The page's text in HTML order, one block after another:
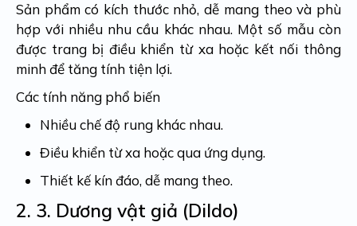
Sản phẩm có kích thước nhỏ, dễ mang theo và phù
hợp với nhiều nhu cầu khác nhau. Một số mẫu còn
được trang bị điều khiển từ xa hoặc kết nối thông
minh để tăng tính tiện lợi.
Các tính năng phổ biến
Nhiều chế độ rung khác nhau.
Điều khiển từ xa hoặc qua ứng dụng.
Thiết kế kín đáo, dễ mang theo.
2. 3. Dương vật giả (Dildo)